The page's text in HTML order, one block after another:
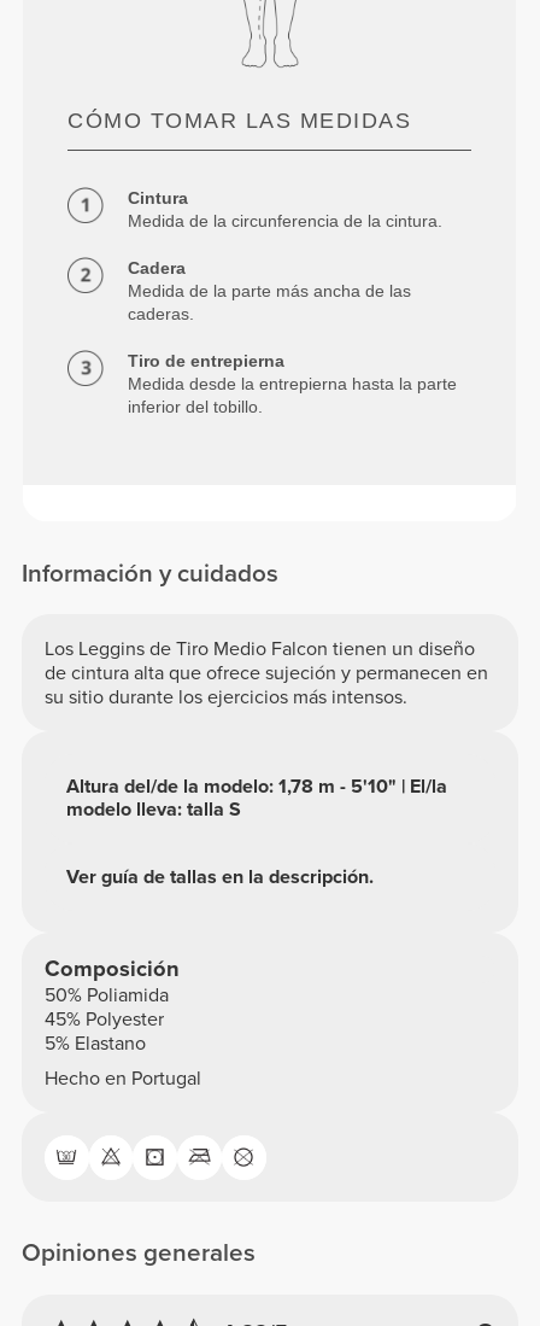
CÓMO TOMAR LAS MEDIDAS
Cintura
Medida de la circunferencia de la cintura.
Cadera
Medida de la parte más ancha de las
caderas.
Tiro de entrepierna
Medida desde la entrepierna hasta la parte
inferior del tobillo.
Información y cuidados
Los Leggins de Tiro Medio Falcon tienen un diseño
de cintura alta que ofrece sujeción y permanecen en
su sitio durante los ejercicios más intensos.
Ver guía de tallas en la descripción.
Altura del/de la modelo: 1,78 m - 5'10" | El/la
modelo lleva: talla S
Composición
50% Poliamida
45% Polyester
5% Elastano
Hecho en Portugal
Opiniones generales